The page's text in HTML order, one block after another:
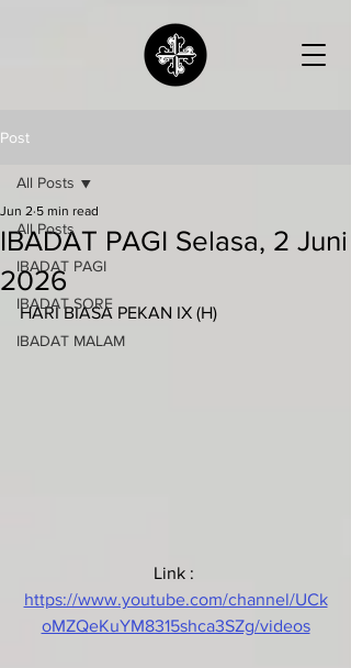
Post
All Posts
IBADAT PAGI
IBADAT SORE
IBADAT MALAM
All Posts
IBADAT PAGI Selasa, 2 Juni
2026
Jun 2 5 min read
HARI BIASA PEKAN IX (H)
Link :
https://www.youtube.com/channel/UCk
oMZQeKuYM8315shca3SZg/videos